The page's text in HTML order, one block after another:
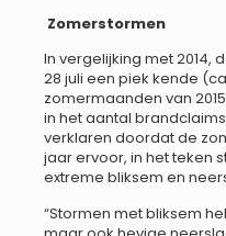
Zomerstormen
In vergelijking met 2014,
28 juli een piek kende
zomermaanden van
in het aantal
verklaren doordat de
jaar ervoor, in het teken
extreme bliksem en
“Stormen met bliksem